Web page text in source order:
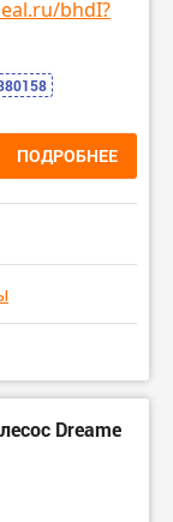
bhdI?
ПОДРОБНЕЕ
Dreame